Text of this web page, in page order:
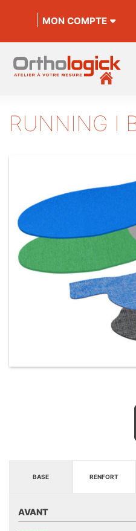
MON COMPTE
RUNNING I
BASE RENFORT
AVANT